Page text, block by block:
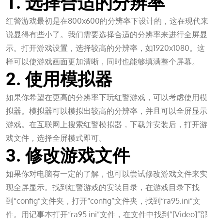
红警游戏最初是在800x600的分辨率下设计的，这在现代来
说显得有些小了。我们需要选择合适的分辨率来进行全屏显
示。打开游戏设置，选择较高的分辨率，如1920x1080。这
样可以使游戏画面更加清晰，同时也能够填满整个屏幕。
2. 使用模拟器
如果你希望在更高的分辨率下玩红警游戏，可以考虑使用模
拟器。模拟器可以模拟出较高的分辨率，并且可以全屏显示
游戏。在互联网上搜索红警模拟器，下载并安装后，打开游
戏文件，选择全屏模式即可。
3. 修改游戏文件
如果你对电脑有一定的了解，也可以尝试修改游戏文件来实
现全屏显示。找到红警游戏的安装目录，在游戏目录下找
到“config”文件夹，打开“config”文件夹，找到“ra95.ini”文
件。用记事本打开“ra95.ini”文件，在文件中找到“[Video]”部